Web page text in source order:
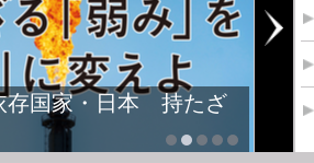
存国家・日本 持たざ